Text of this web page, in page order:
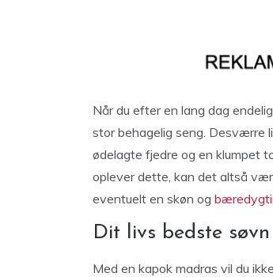
Når du efter en lang dag
stor behagelig seng. Desværre
ødelagte fjedre og en klumpet
oplever dette, kan det altså
eventuelt en skøn og
Dit livs bedste søvn
Med en kapok madras vil du